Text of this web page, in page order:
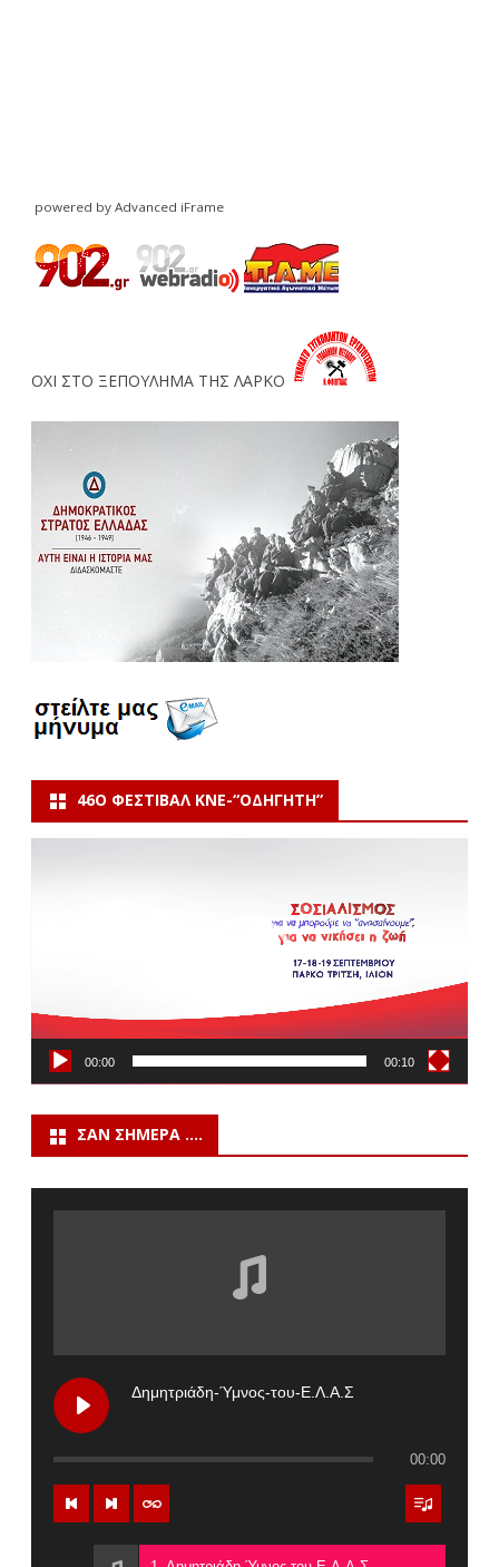
powered by Advanced iFrame
ΟΧΙ ΣΤΟ ΞΕΠΟΥΛΗΜΑ ΤΗΣ ΛΑΡΚΟ
46Ο ΦΕΣΤΙΒΆΛ ΚΝΕ-“ΟΔΗΓΗΤΗ”
Πρόγραμμα
00:00 00:10
ΣΑΝ ΣΉΜΕΡΑ ….
Δημητριάδη-Ύμνος-του-Ε.Λ.Α.Σ
00:00